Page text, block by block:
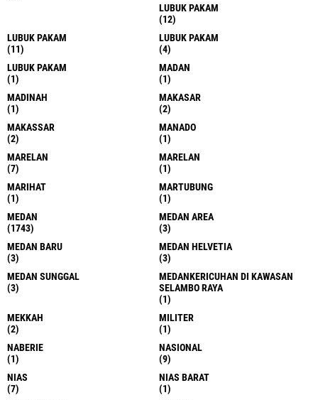
LUBUK PAKAM
(12)
LUBUK PAKAM
(11)
LUBUK PAKAM
(4)
LUBUK PAKAM
(1)
MADAN
(1)
MADINAH
(1)
MAKASAR
(2)
MAKASSAR
(2)
MANADO
(1)
MARELAN
(7)
MARELAN
(1)
MARIHAT
(1)
MARTUBUNG
(1)
MEDAN
(1743)
MEDAN AREA
(3)
MEDAN BARU
(3)
MEDAN HELVETIA
(3)
MEDAN SUNGGAL
(3)
MEDANKERICUHAN DI KAWASAN
SELAMBO RAYA
(1)
MEKKAH
(2)
MILITER
(1)
NABERIE
(1)
NASIONAL
(9)
NIAS
(7)
NIAS BARAT
(1)